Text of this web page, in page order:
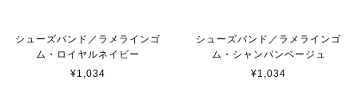
シューズバンド／ラメラインゴ
ム・ロイヤルネイビー
¥1,034
シューズバンド／ラメラインゴ
ム・シャンパンベージュ
¥1,034